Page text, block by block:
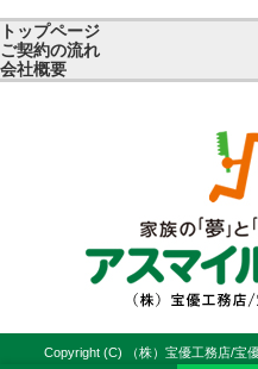
トップページ
ご契約の流れ
会社概要
Copyright (C) （株）宝優工務店/宝